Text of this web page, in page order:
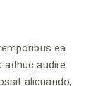
ea
audire.
aliquando,